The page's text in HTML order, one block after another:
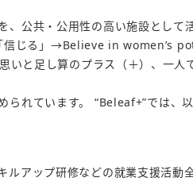
、公共・公用性の高い施設として
信じる」→Believe in women’s
と足し算のプラス（＋）、一人
られています。 “Beleaf+”では、
ルアップ研修などの就業支援活動